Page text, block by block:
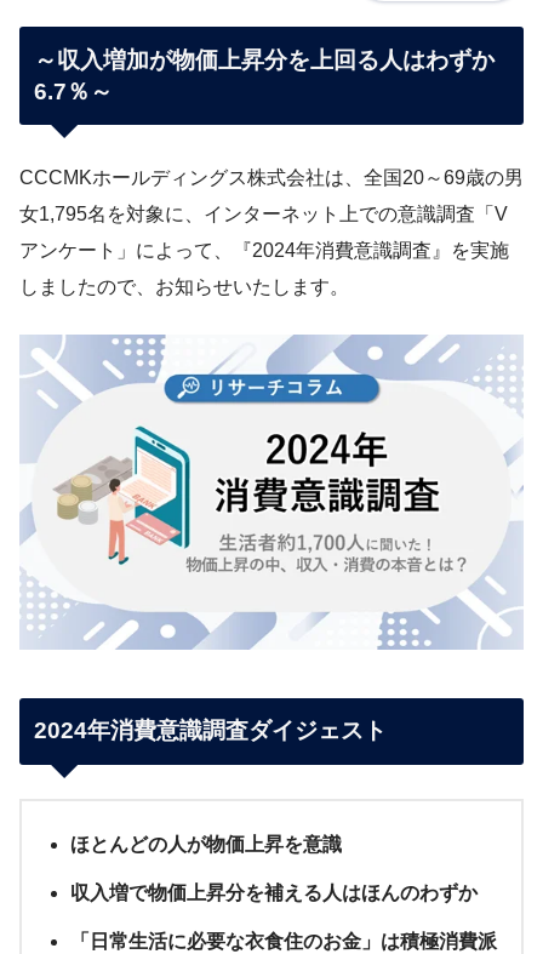
～収入増加が物価上昇分を上回る人はわずか
6.7％～
CCCMKホールディングス株式会社は、全国20～69歳の男
女1,795名を対象に、インターネット上での意識調査「V
アンケート」によって、『2024年消費意識調査』を実施
しましたので、お知らせいたします。
2024年消費意識調査ダイジェスト
ほとんどの人が物価上昇を意識
収入増で物価上昇分を補える人はほんのわずか
「日常生活に必要な衣食住のお金」は積極消費派